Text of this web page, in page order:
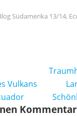
Südamerika 13/14,
Vulkans
Kommentar